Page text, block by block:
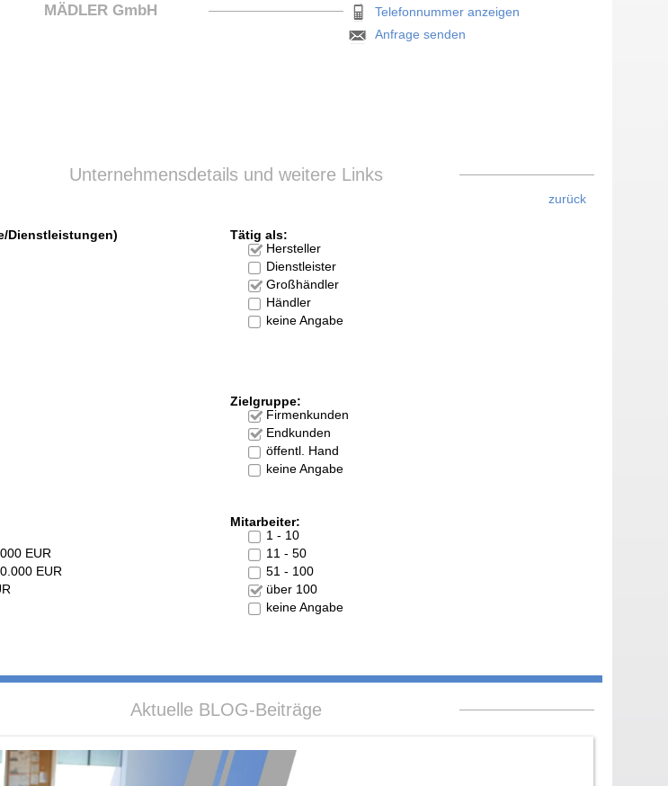
MÄDLER GmbH
Telefonnummer anzeigen
Anfrage senden
Unternehmensdetails und weitere Links
zurück
Dienstleistungen)
Tätig als:
Hersteller
Dienstleister
Großhändler
Händler
keine Angabe
Zielgruppe:
Firmenkunden
Endkunden
öffentl. Hand
keine Angabe
EUR
EUR
Mitarbeiter:
1 - 10
11 - 50
51 - 100
über 100
keine Angabe
Aktuelle BLOG-Beiträge